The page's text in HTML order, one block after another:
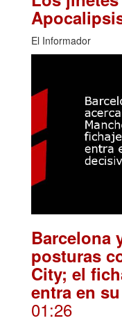
El Informador
Barcelona
posturas
City; el
entra en
01:26